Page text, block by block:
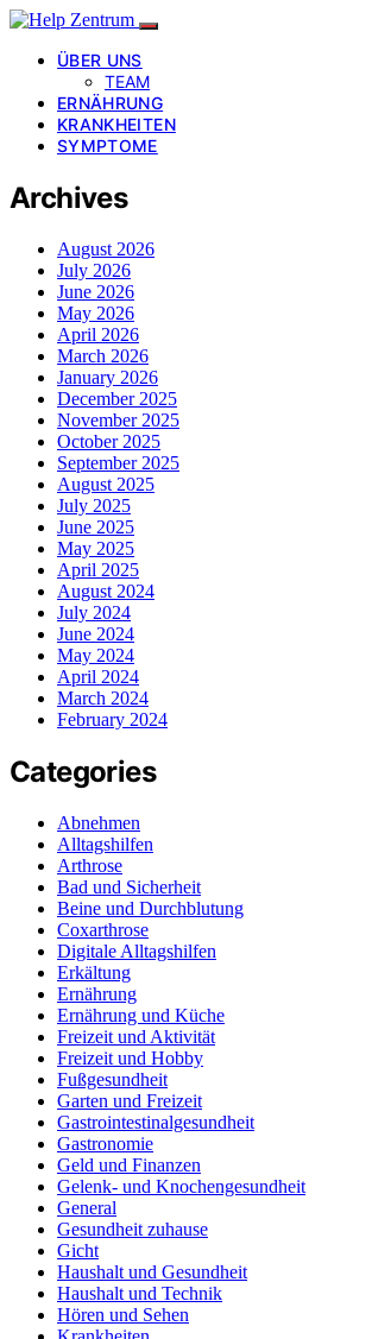
ÜBER UNS
TEAM
ERNÄHRUNG
KRANKHEITEN
SYMPTOME
Archives
August 2026
July 2026
June 2026
May 2026
April 2026
March 2026
January 2026
December 2025
November 2025
October 2025
September 2025
August 2025
July 2025
June 2025
May 2025
April 2025
August 2024
July 2024
June 2024
May 2024
April 2024
March 2024
February 2024
Categories
Abnehmen
Alltagshilfen
Arthrose
Bad und Sicherheit
Beine und Durchblutung
Coxarthrose
Digitale Alltagshilfen
Erkältung
Ernährung
Ernährung und Küche
Freizeit und Aktivität
Freizeit und Hobby
Fußgesundheit
Garten und Freizeit
Gastrointestinalgesundheit
Gastronomie
Geld und Finanzen
Gelenk- und Knochengesundheit
General
Gesundheit zuhause
Gicht
Haushalt und Gesundheit
Haushalt und Technik
Hören und Sehen